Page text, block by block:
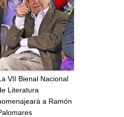
VII Bienal Nacional
Literatura
a Ramón